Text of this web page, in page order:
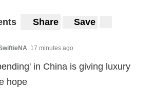
Share Save
17 minutes ago
in China is giving luxury
hope